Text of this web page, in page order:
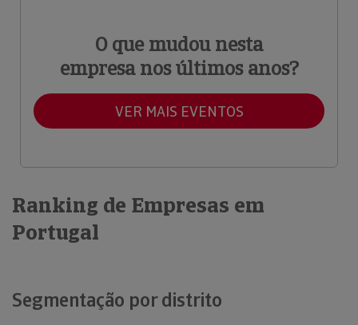
O que mudou nesta
empresa nos últimos anos?
VER MAIS EVENTOS
Ranking de Empresas em
Portugal
Segmentação por distrito